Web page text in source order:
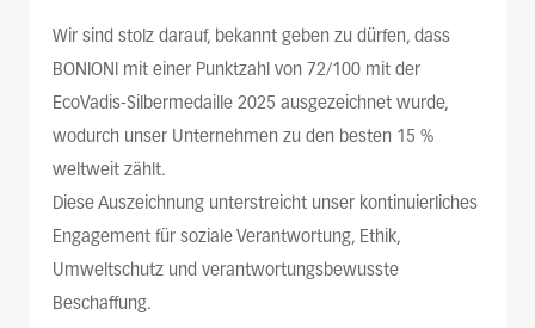
Wir sind stolz darauf, bekannt geben zu dürfen, dass
BONIONI mit einer Punktzahl von 72/100 mit der
EcoVadis-Silbermedaille 2025 ausgezeichnet wurde,
wodurch unser Unternehmen zu den besten 15 %
weltweit zählt.
Diese Auszeichnung unterstreicht unser kontinuierliches
Engagement für soziale Verantwortung, Ethik,
Umweltschutz und verantwortungsbewusste
Beschaffung.